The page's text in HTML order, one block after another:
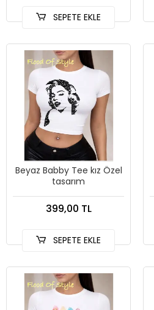
SEPETE EKLE
Beyaz Babby Tee kız Özel
tasarım
399,00 TL
SEPETE EKLE